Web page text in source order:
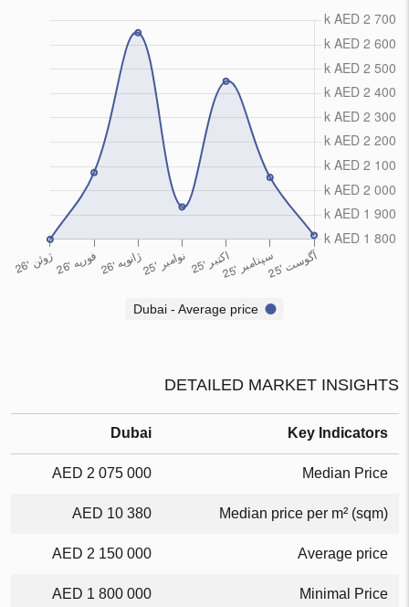
Dubai - Average price
DETAILED MARKET INSIGHTS
Key Indicators
Dubai
Median Price
2 075 000 AED
Median price per m² (sqm)
10 380 AED
Average price
2 150 000 AED
Minimal Price
1 800 000 AED